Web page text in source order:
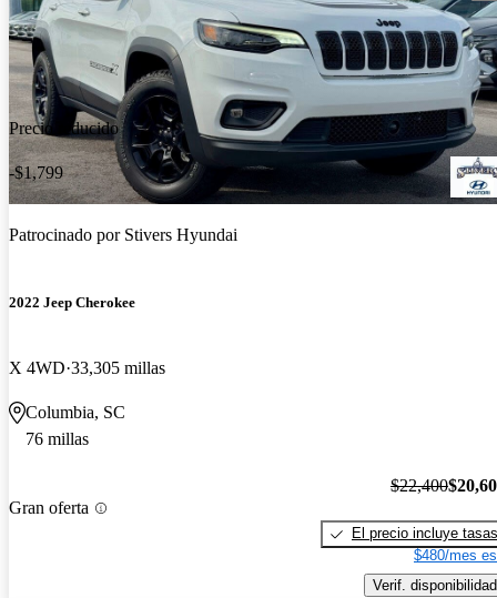
Precio reducido
-$1,799
Patrocinado por Stivers Hyundai
2022 Jeep Cherokee
X 4WD 33,305 millas
Columbia, SC
76 millas
Gran oferta
$22,400
El precio incluye tasas
$480/mes
Verif. disponibilidad